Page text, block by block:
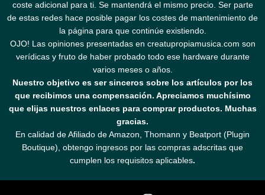
coste adicional para ti. Se mantendrá el mismo precio. Ser parte
de estas redes hace posible pagar los costes de mantenimiento de
la página para que continúe existiendo.
OJO! Las opiniones presentadas en creatupropiamusica.com son
verídicas y fruto de haber probado todo ese hardware durante
varios meses o años.
Nuestro objetivo es ser sinceros sobre los artículos por los
que recibimos una compensación. Apreciamos muchísimo
que elijas nuestros enlaces para comprar productos. Muchas
gracias.
En calidad de Afiliado de Amazon, Thomann y Beatport (Plugin
Boutique), obtengo ingresos por las compras adscritas que
cumplen los requisitos aplicables.